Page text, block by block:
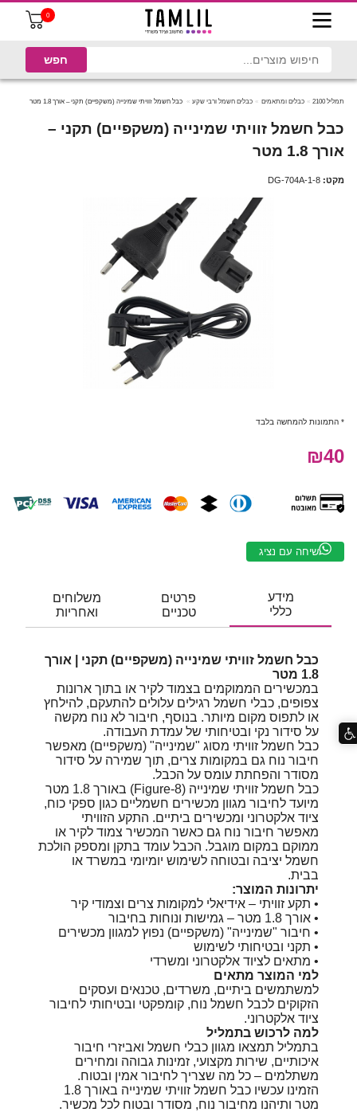
0
תמליל 2100 כבלים ומתאמים כבלים חשמל ורבי שקע כבל חשמל זוויתי שמינייה (משקפיים) תקני – אורך 1.8 מטר
כבל חשמל זוויתי שמינייה (משקפיים) תקני –
אורך 1.8 מטר
מקט: DG-704A-1-8
* התמונות להמחשה בלבד
₪40
שיחה עם נציג
מידע
כללי
פרטים
טכניים
משלוחים
ואחריות
כבל חשמל זוויתי שמינייה (משקפיים) תקני | אורך
1.8 מטר
במכשירים הממוקמים בצמוד לקיר או בתוך ארונות
צפופים, כבלי חשמל רגילים עלולים להתעקם, להילחץ
או לתפוס מקום מיותר. בנוסף, חיבור לא נוח מקשה
על סידור נקי ובטיחותי של עמדת העבודה.
כבל חשמל זוויתי מסוג "שמינייה" (משקפיים) מאפשר
חיבור נוח גם במקומות צרים, תוך שמירה על סידור
מסודר והפחתת עומס על הכבל.
כבל חשמל זוויתי שמינייה (Figure-8) באורך 1.8 מטר
מיועד לחיבור מגוון מכשירים חשמליים כגון ספקי כוח,
ציוד אלקטרוני ומכשירים ביתיים. התקע הזוויתי
מאפשר חיבור נוח גם כאשר המכשיר צמוד לקיר או
ממוקם במקום מוגבל. הכבל עומד בתקן ומספק הולכת
חשמל יציבה ובטוחה לשימוש יומיומי במשרד או
בבית.
יתרונות המוצר:
• תקע זוויתי – אידיאלי למקומות צרים וצמודי קיר
• אורך 1.8 מטר – גמישות ונוחות בחיבור
• חיבור "שמינייה" (משקפיים) נפוץ למגוון מכשירים
• תקני ובטיחותי לשימוש
• מתאים לציוד אלקטרוני ומשרדי
למי המוצר מתאים
למשתמשים ביתיים, משרדים, טכנאים ועסקים
הזקוקים לכבל חשמל נוח, קומפקטי ובטיחותי לחיבור
ציוד אלקטרוני.
למה לרכוש בתמליל
בתמליל תמצאו מגוון כבלי חשמל ואביזרי חיבור
איכותיים, שירות מקצועי, זמינות גבוהה ומחירים
משתלמים – כל מה שצריך לחיבור אמין ובטוח.
הזמינו עכשיו כבל חשמל זוויתי שמינייה באורך 1.8
מטר ותיהנו מחיבור נוח, מסודר ובטוח לכל מכשיר.